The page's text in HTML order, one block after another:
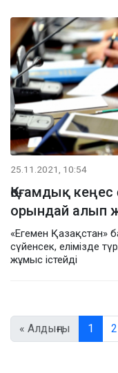
25.11.2021, 10:54
Қоғамдық
орындай алып
«Егемен Қазақстан»
сүйенсек, елімізде
жұмыс істейді
« Алдыңғы 1 2